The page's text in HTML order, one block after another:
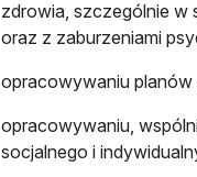
zdrowia, szczególnie w
oraz z zaburzeniami
opracowywaniu planów
opracowywaniu,
socjalnego i